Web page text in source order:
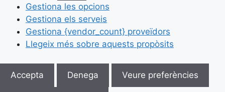
Gestiona les opcions
Gestiona els serveis
Gestiona {vendor_count} proveïdors
Llegeix més sobre aquests propòsits
Accepta Denega Veure preferències